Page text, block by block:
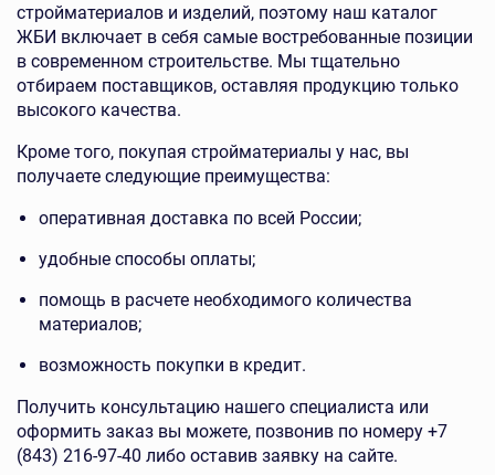
стройматериалов и изделий, поэтому наш каталог
ЖБИ включает в себя самые востребованные позиции
в современном строительстве. Мы тщательно
отбираем поставщиков, оставляя продукцию только
высокого качества.
Кроме того, покупая стройматериалы у нас, вы
получаете следующие преимущества:
оперативная доставка по всей России;
удобные способы оплаты;
помощь в расчете необходимого количества
материалов;
возможность покупки в кредит.
Получить консультацию нашего специалиста или
оформить заказ вы можете, позвонив по номеру +7
(843) 216-97-40 либо оставив заявку на сайте.